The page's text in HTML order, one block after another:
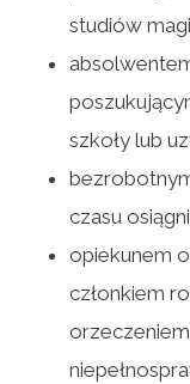
studiów
szkoły lub
czasu
opiekunem
członkiem